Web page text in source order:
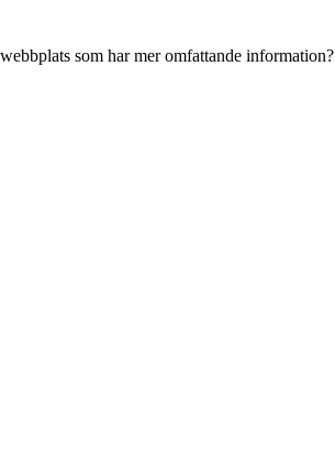
som har mer omfattande information?